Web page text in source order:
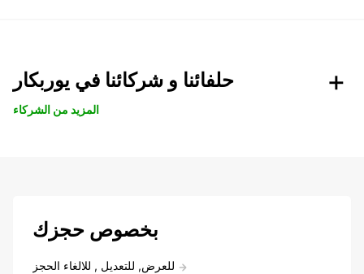
حلفائنا و شركائنا في يوربكار
المزيد من الشركاء
بخصوص حجزك
للعرض, للتعديل , للالغاء الحجز